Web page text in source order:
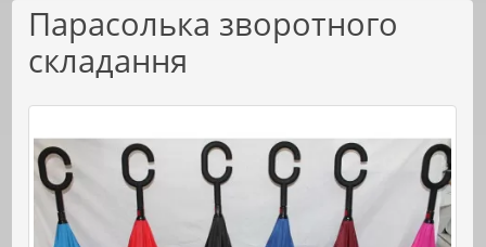
Парасолька зворотного
складання